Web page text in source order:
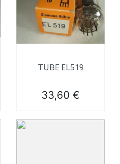
TUBE EL519
Prix
33,60 €